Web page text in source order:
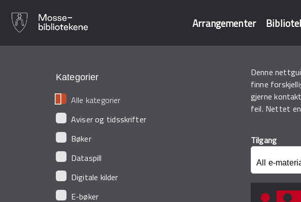
Arrangementer
Kategorier
Alle kategorier
Aviser og tidsskrifter
Bøker
Dataspill
Digitale kilder
E-bøker
Denne
finne
gjernekontakt
feil. Nettet
Tilgang